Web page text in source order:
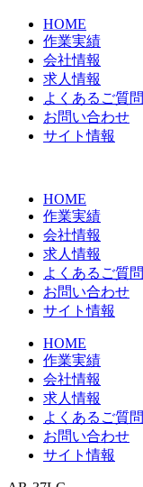
HOME
作業実績
会社情報
求人情報
よくあるご質問
お問い合わせ
サイト情報
HOME
作業実績
会社情報
求人情報
よくあるご質問
お問い合わせ
サイト情報
HOME
作業実績
会社情報
求人情報
よくあるご質問
お問い合わせ
サイト情報